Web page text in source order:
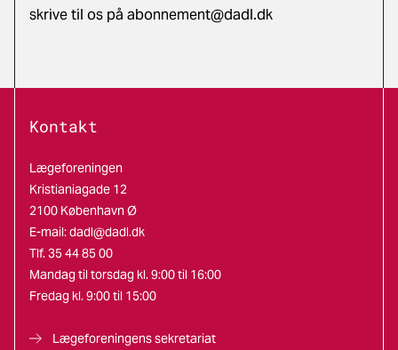
skrive til os på abonnement@dadl.dk
Kontakt
Lægeforeningen
Kristianiagade 12
2100 København Ø
E-mail:dadl@dadl.dk
Tlf. 35 44 85 00
Mandag til torsdag kl. 9:00 til 16:00
Fredag kl. 9:00 til 15:00
Lægeforeningens sekretariat